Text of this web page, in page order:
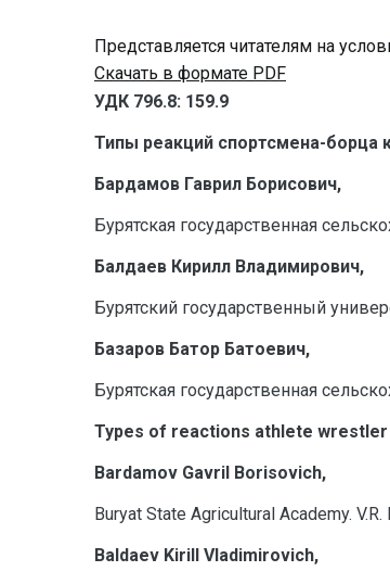
Представляется читателям на
Скачать в формате PDF
УДК 796.8: 159.9
Типы реакций спортсмена-борца
Бардамов Гаврил Борисович,
Бурятская государственная
Балдаев Кирилл Владимирович,
Бурятский государственный
Базаров Батор Батоевич,
Бурятская государственная
Types of reactions athlete
Bardamov Gavril Borisovich,
Buryat State Agricultural Academy.
Baldaev Kirill Vladimirovich,